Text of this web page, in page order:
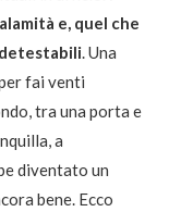
e, quel che
. Una
fai venti
tra una porta e
a
diventato un
bene. Ecco